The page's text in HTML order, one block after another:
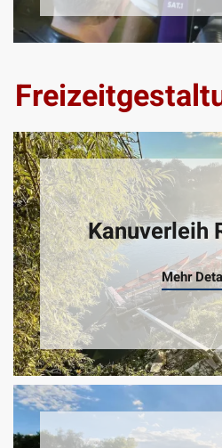
Kanuverleih
Mehr